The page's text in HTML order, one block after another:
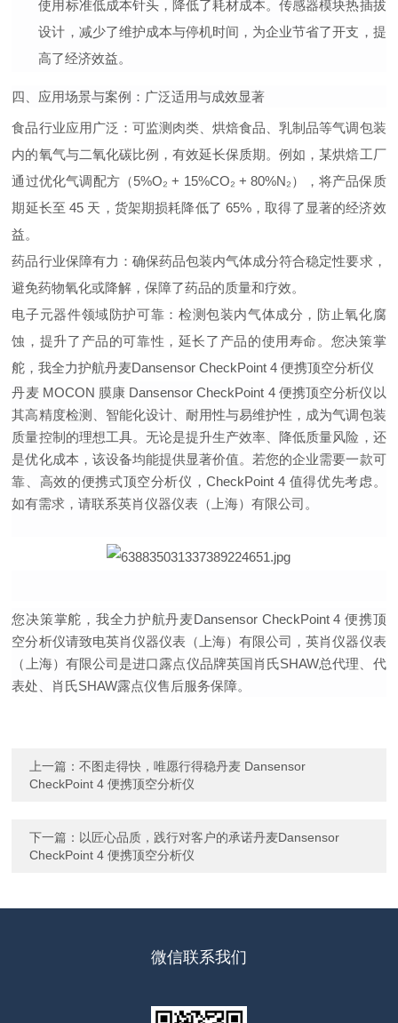
使用标准低成本针头，降低了耗材成本。传感器模块热插拔
设计，减少了维护成本与停机时间，为企业节省了开支，提
高了经济效益。
四、应用场景与案例：广泛适用与成效显著
食品行业应用广泛 ：可监测肉类、烘焙食品、乳制品等气调包装
内的氧气与二氧化碳比例，有效延长保质期。例如，某烘焙工厂
通过优化气调配方（5%O₂ + 15%CO₂ + 80%N₂），将产品保质
期延长至 45 天，货架期损耗降低了 65%，取得了显著的经济效
益。
药品行业保障有力 ：确保药品包装内气体成分符合稳定性要求，
避免药物氧化或降解，保障了药品的质量和疗效。
电子元器件领域防护可靠 ：检测包装内气体成分，防止氧化腐
蚀，提升了产品的可靠性，延长了产品的使用寿命。 您决策掌
舵，我全力护航丹麦Dansensor CheckPoint 4 便携顶空分析仪
丹麦 MOCON 膜康 Dansensor CheckPoint 4 便携顶空分析仪以
其高精度检测、智能化设计、耐用性与易维护性，成为气调包装
质量控制的理想工具。无论是提升生产效率、降低质量风险，还
是优化成本，该设备均能提供显著价值。若您的企业需要一款可
靠、高效的便携式顶空分析仪，CheckPoint 4 值得优先考虑。
如有需求，请联系英肖仪器仪表（上海）有限公司。
您决策掌舵，我全力护航丹麦Dansensor CheckPoint 4 便携顶
空分析仪请致电英肖仪器仪表（上海）有限公司，英肖仪器仪表
（上海）有限公司是进口露点仪品牌英国肖氏SHAW总代理、代
表处、肖氏SHAW露点仪售后服务保障。
上一篇：不图走得快，唯愿行得稳丹麦 Dansensor
CheckPoint 4 便携顶空分析仪
下一篇： 以匠心品质，践行对客户的承诺丹麦Dansensor
CheckPoint 4 便携顶空分析仪
微信联系我们